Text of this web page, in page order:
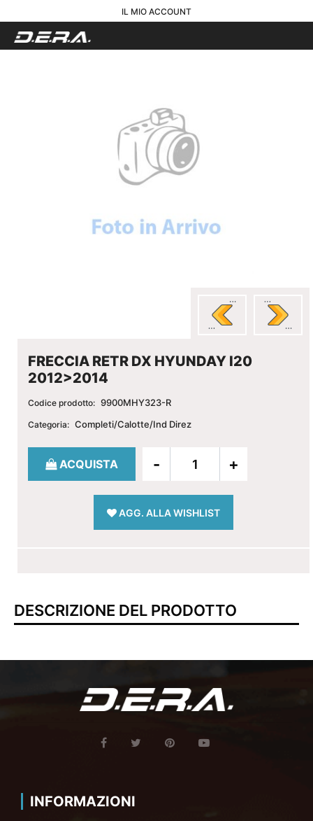
IL MIO ACCOUNT
FRECCIA RETR DX HYUNDAY I20
2012>2014
Codice prodotto: 9900MHY323-R
Categoria: Completi/Calotte/Ind Direz
Quantità
ACQUISTA
AGG. ALLA WISHLIST
DESCRIZIONE DEL PRODOTTO
INFORMAZIONI